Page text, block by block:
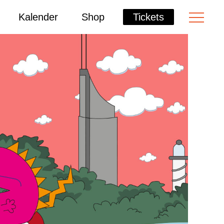
Kalender Shop Tickets